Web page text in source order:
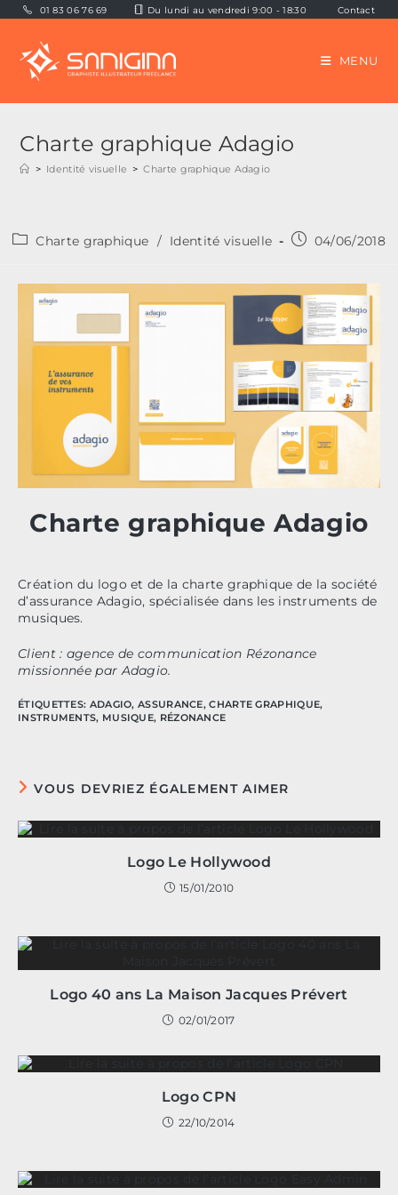
Skip
to
content
01 83 06 76 69 Du lundi au vendredi 9:00 - 18:30 Contact
MENU
Charte graphique Adagio
> Identité visuelle > Charte graphique Adagio
PostCharte graphique / Identité visuelle
Publication
04/06/2018
Charte graphique Adagio
Création du logo et de la charte graphique de la société
d’assurance Adagio, spécialisée dans les instruments de
musiques.
Client : agence de communication Rézonance
missionnée par Adagio.
ÉTIQUETTES: ADAGIO, ASSURANCE, CHARTE GRAPHIQUE,
INSTRUMENTS, MUSIQUE, RÉZONANCE
VOUS DEVRIEZ ÉGALEMENT AIMER
Logo Le Hollywood
15/01/2010
Logo 40 ans La Maison Jacques Prévert
02/01/2017
Logo CPN
22/10/2014